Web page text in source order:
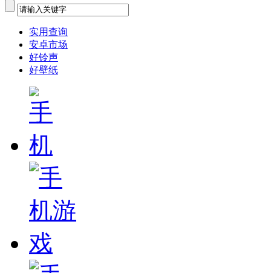
实用查询
安卓市场
好铃声
好壁纸